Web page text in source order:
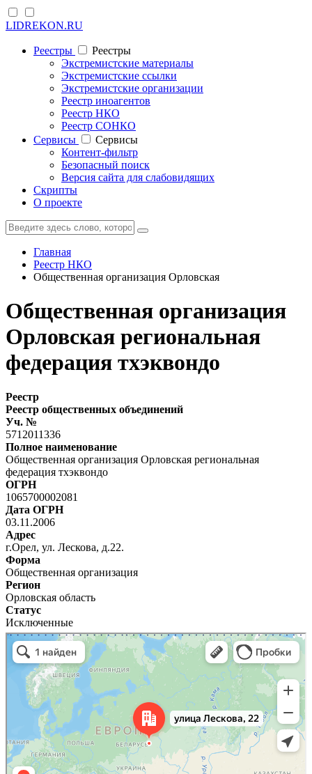
LIDREKON.RU
Реестры
Реестры
Экстремистские материалы
Экстремистские ссылки
Экстремистские организации
Реестр иноагентов
Реестр НКО
Реестр СОНКО
Cервисы
Cервисы
Контент-фильтр
Безопасный поиск
Версия сайта для слабовидящих
Скрипты
О проекте
Главная
Реестр НКО
Общественная организация Орловская
Общественная организация
Орловская региональная
федерация тхэквондо
Реестр
Реестр общественных объединений
Уч. №
5712011336
Полное наименование
Общественная организация Орловская региональная
федерация тхэквондо
ОГРН
1065700002081
Дата ОГРН
03.11.2006
Адрес
г.Орел, ул. Лескова, д.22.
Форма
Общественная организация
Регион
Орловская область
Статус
Исключенные